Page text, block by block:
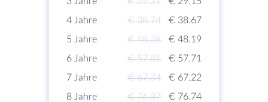
4 Jahre
€ 38.74
€ 38.67
5 Jahre
€ 48.28
€ 48.19
6 Jahre
€ 57.81
€ 57.71
7 Jahre
€ 67.34
€ 67.22
8 Jahre
€ 76.87
€ 76.74